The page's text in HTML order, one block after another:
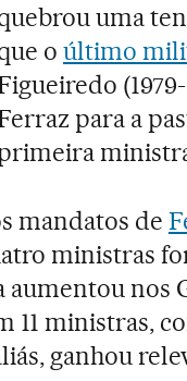
uma
oúltimo
para a
mandatos de
ministras
aumentou nos
11 ministras,
ganhou